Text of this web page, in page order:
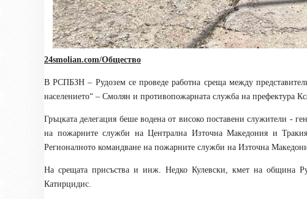
24smolian.com/Общество
В РСПБЗН – Рудозем се проведе работна среща между
населението“ – Смолян и противопожарната служба на префектура
Гръцката делегация беше водена от високо поставени служители -
на пожарните служби на Централна Източна Македония и
Регионалното командване на пожарните служби на Източна
На срещата присъства и инж. Недко Кулевски, кмет на община
Катирцидис.